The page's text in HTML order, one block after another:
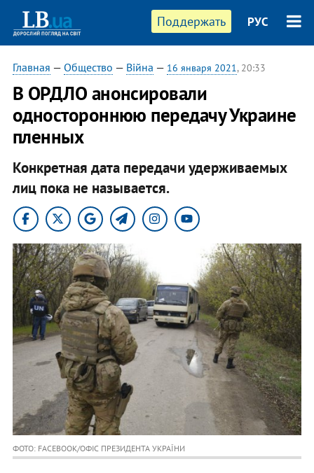
Поддержать РУС
Главная — Общество — Війна — 16 января 2021, 20:33
В ОРДЛО анонсировали
одностороннюю передачу Украине
пленных
Конкретная дата передачи удерживаемых
лиц пока не называется.
ФОТО: FACEBOOK/ОФІС ПРЕЗИДЕНТА УКРАЇНИ